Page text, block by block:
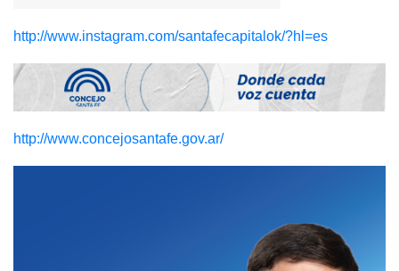
http://www.instagram.com/santafecapitalok/?hl=es
http://www.concejosantafe.gov.ar/